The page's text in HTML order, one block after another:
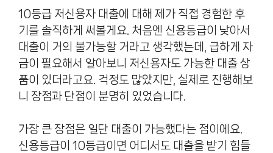
10등급 저신용자 대출에 대해 제가 직접 경험한 후
기를 솔직하게 써볼게요. 처음엔 신용등급이 낮아서
대출이 거의 불가능할 거라고 생각했는데, 급하게 자
금이 필요해서 알아보니 저신용자도 가능한 대출 상
품이 있더라고요. 걱정도 많았지만, 실제로 진행해보
니 장점과 단점이 분명히 있었습니다.
가장 큰 장점은 일단 대출이 가능했다는 점이에요.
신용등급이 10등급이면 어디서도 대출을 받기 힘들